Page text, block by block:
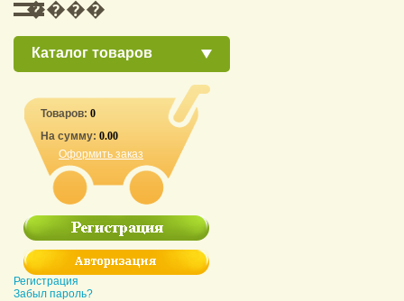
Каталог товаров
Товаров: 0
На сумму: 0.00
Оформить заказ
Регистрация
Забыл пароль?